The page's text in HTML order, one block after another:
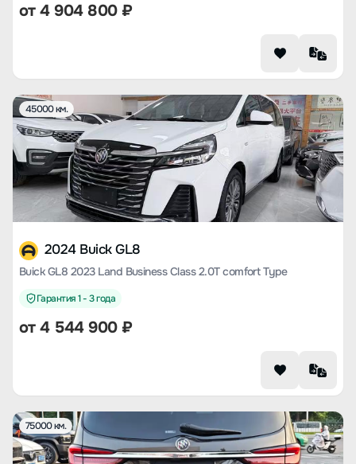
от4 904 800₽
45000 км.
2024 Buick GL8
Buick GL8 2023 Land Business Class 2.0T comfort Type
Гарантия 1 - 3 года
от4 544 900₽
75000 км.